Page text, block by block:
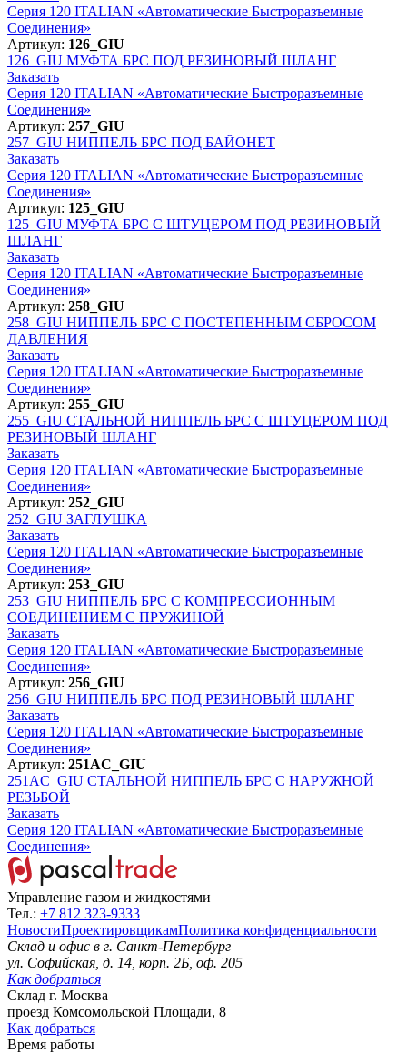
Серия 120 ITALIAN «Автоматические Быстроразъемные
Соединения»
Артикул: 126_GIU
126_GIU МУФТА БРС ПОД РЕЗИНОВЫЙ ШЛАНГ
Заказать
Серия 120 ITALIAN «Автоматические Быстроразъемные
Соединения»
Артикул: 257_GIU
257_GIU НИППЕЛЬ БРС ПОД БАЙОНЕТ
Заказать
Серия 120 ITALIAN «Автоматические Быстроразъемные
Соединения»
Артикул: 125_GIU
125_GIU МУФТА БРС С ШТУЦЕРОМ ПОД РЕЗИНОВЫЙ
ШЛАНГ
Заказать
Серия 120 ITALIAN «Автоматические Быстроразъемные
Соединения»
Артикул: 258_GIU
258_GIU НИППЕЛЬ БРС С ПОСТЕПЕННЫМ СБРОСОМ
ДАВЛЕНИЯ
Заказать
Серия 120 ITALIAN «Автоматические Быстроразъемные
Соединения»
Артикул: 255_GIU
255_GIU СТАЛЬНОЙ НИППЕЛЬ БРС С ШТУЦЕРОМ ПОД
РЕЗИНОВЫЙ ШЛАНГ
Заказать
Серия 120 ITALIAN «Автоматические Быстроразъемные
Соединения»
Артикул: 252_GIU
252_GIU ЗАГЛУШКА
Заказать
Серия 120 ITALIAN «Автоматические Быстроразъемные
Соединения»
Артикул: 253_GIU
253_GIU НИППЕЛЬ БРС С КОМПРЕССИОННЫМ
СОЕДИНЕНИЕМ С ПРУЖИНОЙ
Заказать
Серия 120 ITALIAN «Автоматические Быстроразъемные
Соединения»
Артикул: 256_GIU
256_GIU НИППЕЛЬ БРС ПОД РЕЗИНОВЫЙ ШЛАНГ
Заказать
Серия 120 ITALIAN «Автоматические Быстроразъемные
Соединения»
Артикул: 251AC_GIU
251AC_GIU СТАЛЬНОЙ НИППЕЛЬ БРС С НАРУЖНОЙ
РЕЗЬБОЙ
Заказать
Серия 120 ITALIAN «Автоматические Быстроразъемные
Соединения»
Управление газом и жидкостями
Тел.: +7 812 323-9333
НовостиПроектировщикамПолитика конфиденциальности
Склад и офис в г. Санкт-Петербург
ул. Софийская, д. 14, корп. 2Б, оф. 205
Как добраться
Склад г. Москва
проезд Комсомольской Площади, 8
Как добраться
Время работы